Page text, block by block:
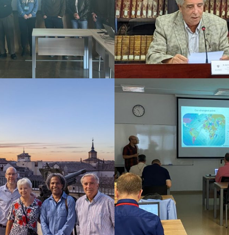
2023
2022
2022 2022